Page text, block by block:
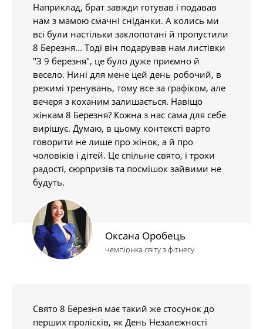
Наприклад, брат завжди готував і подавав
нам з мамою смачні сніданки. А колись ми
всі були настільки заклопотані й пропустили
8 Березня... Тоді він подарував нам листівки
"З 9 березня", це було дуже приємно й
весело. Нині для мене цей день робочий, в
режимі тренувань, тому все за графіком, але
вечеря з коханим залишається. Навіщо
жінкам 8 Березня? Кожна з нас сама для себе
вирішує. Думаю, в цьому контексті варто
говорити не лише про жінок, а й про
чоловіків і дітей. Це спільне свято, і трохи
радості, сюрпризів та посмішок зайвими не
будуть.
Оксана Оробець
чемпіонка світу з фітнесу
Свято 8 Березня має такий же стосунок до
перших пролісків, як День Незалежності